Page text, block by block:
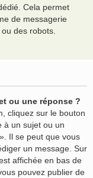
Cela permet
de messagerie
des robots.
ou une réponse ?
cliquez sur le bouton
à un sujet ou un
Il se peut que vous
un message. Sur
affichée en bas de
pouvez publier de